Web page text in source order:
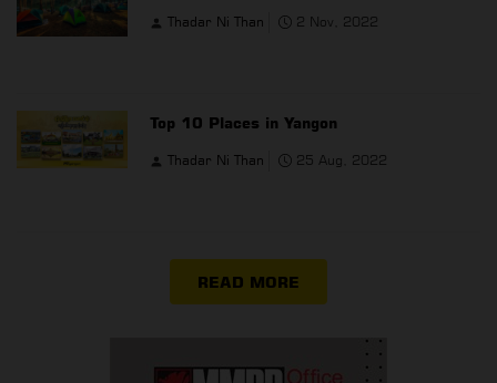
Thadar Ni Than 2 Nov, 2022
Top 10 Places in Yangon
Thadar Ni Than 25 Aug, 2022
READ MORE